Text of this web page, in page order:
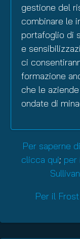
gestione del
combinare le
portafoglio di
e
ci
formazione
che le
ondate di
Per saperne
clicca qui; per
Per il